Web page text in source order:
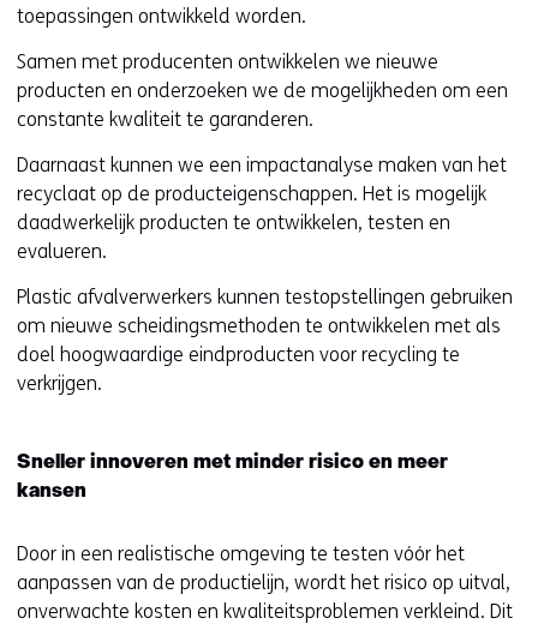
toepassingen ontwikkeld worden.
Samen met producenten ontwikkelen we nieuwe
producten en onderzoeken we de mogelijkheden om een
constante kwaliteit te garanderen.
Daarnaast kunnen we een impactanalyse maken van het
recyclaat op de producteigenschappen. Het is mogelijk
daadwerkelijk producten te ontwikkelen, testen en
evalueren.
Plastic afvalverwerkers kunnen testopstellingen gebruiken
om nieuwe scheidingsmethoden te ontwikkelen met als
doel hoogwaardige eindproducten voor recycling te
verkrijgen.
Sneller innoveren met minder risico en meer
kansen
Door in een realistische omgeving te testen vóór het
aanpassen van de productielijn, wordt het risico op uitval,
onverwachte kosten en kwaliteitsproblemen verkleind. Dit